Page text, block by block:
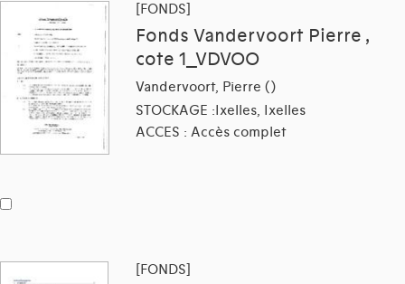
[FONDS]
Fonds Vandervoort Pierre ,
cote 1_VDVOO
Vandervoort, Pierre ()
STOCKAGE :Ixelles, Ixelles
ACCES : Accès complet
[FONDS]